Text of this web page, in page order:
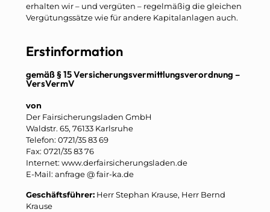
erhalten wir – und vergüten – regelmäßig die gleichen
Vergütungssätze wie für andere Kapitalanlagen auch.
Erstinformation
gemäß § 15 Versicherungsvermittlungsverordnung –
VersVermV
von
Der Fairsicherungsladen GmbH
Waldstr. 65, 76133 Karlsruhe
Telefon: 0721/35 83 69
Fax: 0721/35 83 76
Internet: www.derfairsicherungsladen.de
E-Mail: anfrage @ fair-ka.de
Geschäftsführer: Herr Stephan Krause, Herr Bernd
Krause